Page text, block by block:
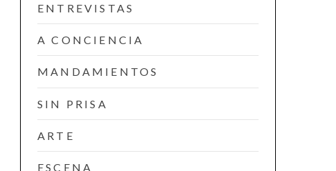
ENTREVISTAS
A CONCIENCIA
MANDAMIENTOS
SIN PRISA
ARTE
ESCENA